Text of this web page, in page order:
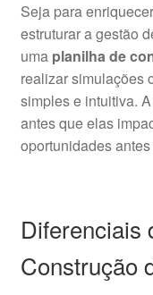
Seja para
estruturar a gestão
uma planilha de
realizar simulações
simples e intuitiva.
antes que elas
oportunidades
Diferenciais
Construção